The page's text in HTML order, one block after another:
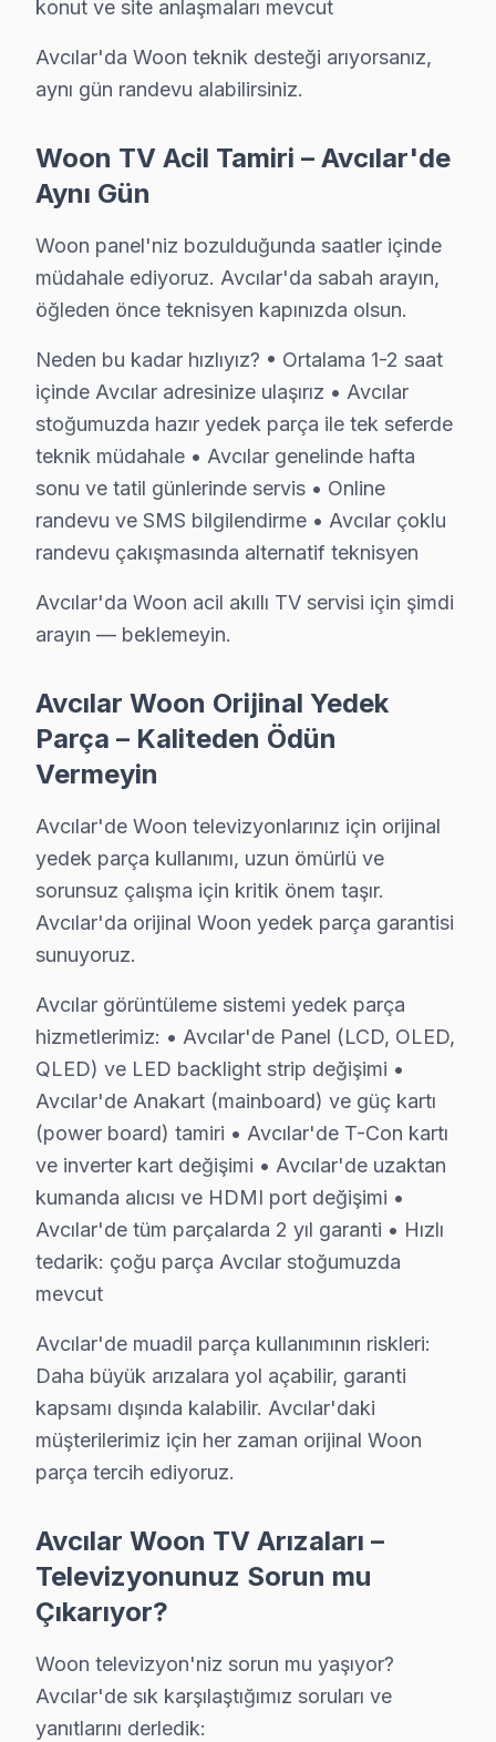
5. Orijinal veya OEM eşdeğer Woon parça ile onarım
6. Tüm fonksiyonlar kapsamlı test edilir; garanti
Woon akıllı TV Bakım Tavsiyeleri
Woon televizyon paneli'niz arızalandığında verileri
Woon güvenilirliği standartlarında Woon servisimiz:
Avcılar Merkezli Woon Hizmet Bölgesi
Geniş servis ağımızla Avcılar ve çevre ilçelerde
Hizmet bölgelerimiz:
• Avcılar merkez ve Avcılar'nin tüm mahalleleri
• Avcılar'den komşu ilçelere hızlı erişim
• Avcılar'de toplu konut ve site anlaşmaları mevcut
Avcılar'da Woon teknik desteği arıyorsanız, aynı gün
Woon TV Acil Tamiri – Avcılar'de Aynı Gün
Woon panel'niz bozulduğunda saatler içinde
Neden bu kadar hızlıyız?
• Ortalama 1-2 saat içinde Avcılar adresinize ulaşırız
• Avcılar genelinde hafta sonu ve tatil günlerinde
• Online randevu ve SMS bilgilendirme
• Avcılar çoklu randevu çakışmasında alternatif
Avcılar'da Woon acil akıllı TV servisi için şimdi
Avcılar Woon Orijinal Yedek Parça –
Avcılar'de Woon televizyonlarınız için orijinal yedek
Avcılar görüntüleme sistemi yedek parça
• Avcılar'de Anakart (mainboard) ve güç kartı
• Avcılar'de T-Con kartı ve inverter kart değişimi
• Avcılar'de uzaktan kumanda alıcısı ve HDMI port
• Avcılar'de tüm parçalarda 2 yıl garanti
• Hızlı tedarik: çoğu parça Avcılar stoğumuzda
Avcılar'de muadil parça kullanımının riskleri: Daha
Avcılar Woon TV Arızaları – Televizyonunuz
Woon televizyon'niz sorun mu yaşıyor? Avcılar'de sık
Woon ekran'nin ekranı kararmış, ses geliyor — ne
Woon televizyon ünitesi açılmıyor, standby ışığı
Woon Smart panel uygulamaları çöküyor, Wi-Fi
Ekranda yatay veya dikey çizgiler var — panel mi
Avcılar'de Woon TV tamiri için teşhis ücretsiz — önce
Avcılar Woon TV Uzmanı – 15 Yıllık Deneyim
Avcılar'da Woon servis hizmetlerimiz, alanında
Teknisyen kadromuzun özellikleri:
• Woon özel sertifika ve eğitimler
• Avcılar servisimizde güncel teknoloji ve arıza
konut ve site anlaşmaları mevcut
Avcılar'da Woon teknik desteği arıyorsanız,
aynı gün randevu alabilirsiniz.
Woon TV Acil Tamiri – Avcılar'de
Aynı Gün
Woon panel'niz bozulduğunda saatler içinde
müdahale ediyoruz. Avcılar'da sabah arayın,
öğleden önce teknisyen kapınızda olsun.
Neden bu kadar hızlıyız? • Ortalama 1-2 saat
içinde Avcılar adresinize ulaşırız • Avcılar
stoğumuzda hazır yedek parça ile tek seferde
teknik müdahale • Avcılar genelinde hafta
sonu ve tatil günlerinde servis • Online
randevu ve SMS bilgilendirme • Avcılar çoklu
randevu çakışmasında alternatif teknisyen
Avcılar'da Woon acil akıllı TV servisi için şimdi
arayın — beklemeyin.
Avcılar Woon Orijinal Yedek
Parça – Kaliteden Ödün
Vermeyin
Avcılar'de Woon televizyonlarınız için orijinal
yedek parça kullanımı, uzun ömürlü ve
sorunsuz çalışma için kritik önem taşır.
Avcılar'da orijinal Woon yedek parça garantisi
sunuyoruz.
Avcılar görüntüleme sistemi yedek parça
hizmetlerimiz: • Avcılar'de Panel (LCD, OLED,
QLED) ve LED backlight strip değişimi •
Avcılar'de Anakart (mainboard) ve güç kartı
(power board) tamiri • Avcılar'de T-Con kartı
ve inverter kart değişimi • Avcılar'de uzaktan
kumanda alıcısı ve HDMI port değişimi •
Avcılar'de tüm parçalarda 2 yıl garanti • Hızlı
tedarik: çoğu parça Avcılar stoğumuzda
mevcut
Avcılar'de muadil parça kullanımının riskleri:
Daha büyük arızalara yol açabilir, garanti
kapsamı dışında kalabilir. Avcılar'daki
müşterilerimiz için her zaman orijinal Woon
parça tercih ediyoruz.
Avcılar Woon TV Arızaları –
Televizyonunuz Sorun mu
Çıkarıyor?
Woon televizyon'niz sorun mu yaşıyor?
Avcılar'de sık karşılaştığımız soruları ve
yanıtlarını derledik: